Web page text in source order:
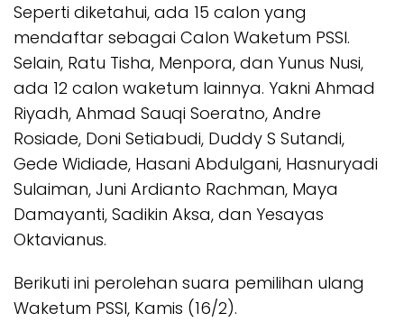
Seperti diketahui, ada 15 calon yang
mendaftar sebagai Calon Waketum PSSI.
Selain, Ratu Tisha, Menpora, dan Yunus Nusi,
ada 12 calon waketum lainnya. Yakni Ahmad
Riyadh, Ahmad Sauqi Soeratno, Andre
Rosiade, Doni Setiabudi, Duddy S Sutandi,
Gede Widiade, Hasani Abdulgani, Hasnuryadi
Sulaiman, Juni Ardianto Rachman, Maya
Damayanti, Sadikin Aksa, dan Yesayas
Oktavianus.
Berikuti ini perolehan suara pemilihan ulang
Waketum PSSI, Kamis (16/2).